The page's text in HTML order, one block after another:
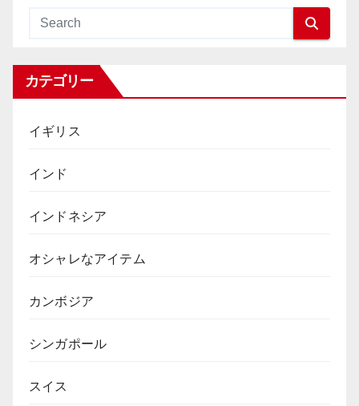
カテゴリー
イギリス
インド
インドネシア
オシャレなアイテム
カンボジア
シンガポール
スイス